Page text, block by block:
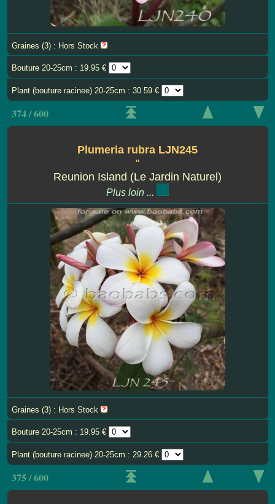
Graines (3) : Hors Stock
Bouture 20-25cm : 19.95 €
Plant (bouture racinee) 20-25cm : 30.59 €
374 / 600
Plumeria rubra LJN245
''
Reunion Island (Le Jardin Naturel)
Plus loin ...
Graines (3) : Hors Stock
Bouture 20-25cm : 19.95 €
Plant (bouture racinee) 20-25cm : 29.26 €
375 / 600